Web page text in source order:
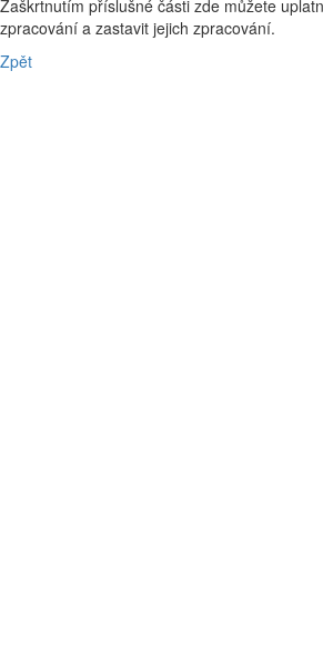
Zaškrtnutím příslušné části zde můžete
zpracování a zastavit jejich zpracování.
Zpět